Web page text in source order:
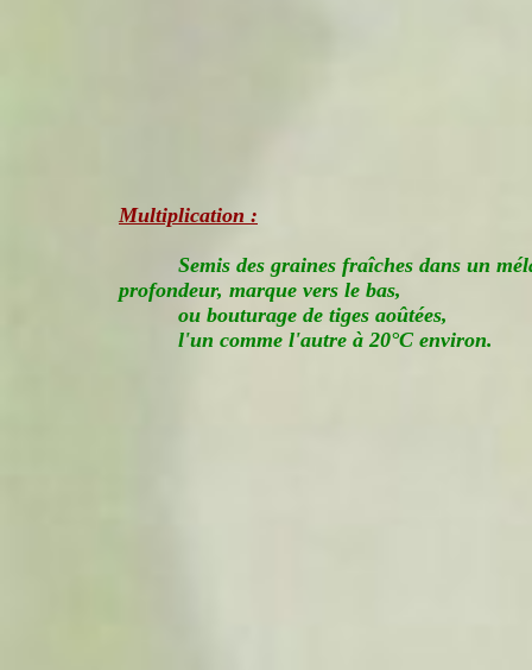
Multiplication :
Semis des graines fraîches dans un
profondeur, marque vers le bas,
ou bouturage de tiges aoûtées,
l'un comme l'autre à 20°C environ.